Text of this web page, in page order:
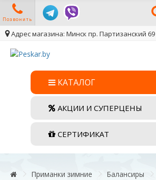
Позвонить
Адрес магазина: Минск пр. Партизанский 69
КАТАЛОГ
АКЦИИ И СУПЕРЦЕНЫ
СЕРТИФИКАТ
Приманки зимние Балансиры